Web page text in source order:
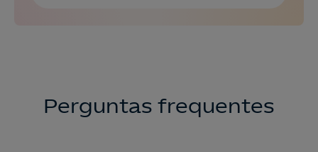
Perguntas frequentes